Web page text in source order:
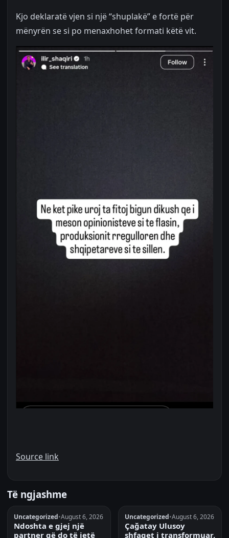
Kjo deklaratë vjen si një “shuplakë” e fortë për
mënyrën se si po menaxhohet formati këtë vit.
Source link
Të ngjashme
Uncategorized•August 6, 2026
Ndoshta e gjej një
partner që do të jetë
Uncategorized•August 6, 2026
Çağatay Ulusoy
shfaqet i transformuar,